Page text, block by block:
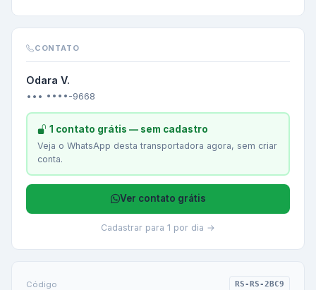
CONTATO
Odara V.
••• ••••-9668
1 contato grátis — sem cadastro
Veja o WhatsApp desta transportadora agora, sem criar
conta.
Ver contato grátis
Cadastrar para 1 por dia →
Código RS-RS-2BC9